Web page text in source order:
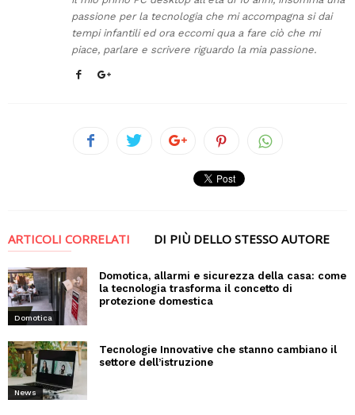
passione per la tecnologia che mi accompagna si dai
tempi infantili ed ora eccomi qua a fare ciò che mi
piace, parlare e scrivere riguardo la mia passione.
ARTICOLI CORRELATI DI PIÙ DELLO STESSO AUTORE
Domotica
Domotica, allarmi e sicurezza della casa: come
la tecnologia trasforma il concetto di
protezione domestica
News
Tecnologie Innovative che stanno cambiano il
settore dell’istruzione